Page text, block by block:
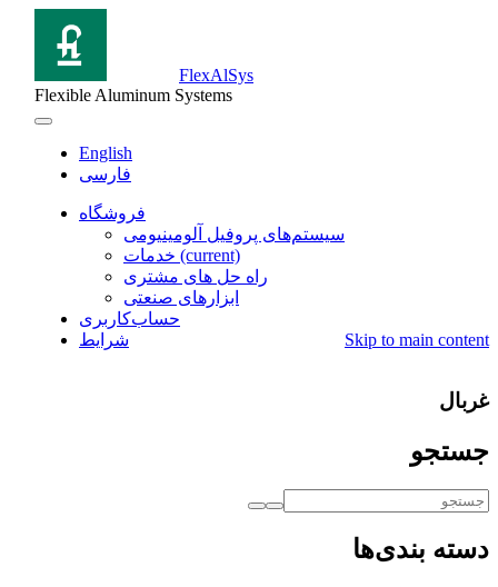
Skip to main content
FlexAlSys
Flexible Aluminum Systems
English
فارسی
فروشگاه
سيستم‌های پروفیل آلومینیومی
(current)
راه حل های مشتری
ابزارهای صنعتی
حساب‌کاربری
شرایط
غربال
جستجو
دسته بندی‌ها